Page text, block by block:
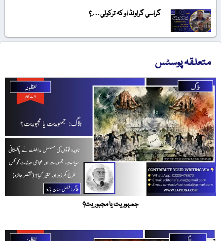
گراسی گراونڈ او کہ ترکولی….؟
متعلقہ پوسٹس
جمہوریت یا مجبوریت؟